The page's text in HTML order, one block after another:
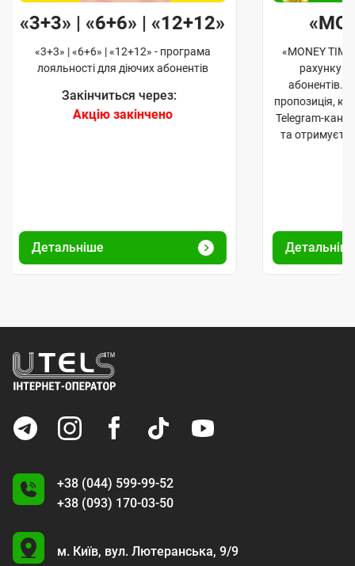
«3+3» | «6+6» | «12+12»
«3+3» | «6+6» | «12+12» - програма
лояльності для діючих абонентів
Закінчиться через:
Акцію закінчено
Детальніше
«MONEY
рахунку
абонентів.
пропозиція,
Telegram-
та
+38 (044) 599-99-52
+38 (093) 170-03-50
U
м. Київ, вул. Лютеранська, 9/9